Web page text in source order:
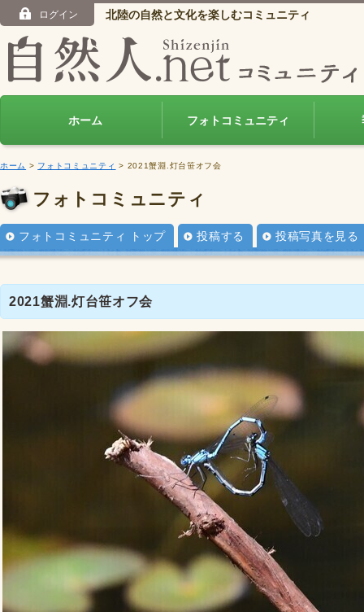
ログイン 北陸の自然と文化を楽しむコミュニティ
ホーム フォトコミュニティ
ホーム > フォトコミュニティ > 2021蟹淵.灯台笹オフ会
フォトコミュニティ
フォトコミュニティ トップ 投稿する 投稿写真を見る
2021蟹淵.灯台笹オフ会